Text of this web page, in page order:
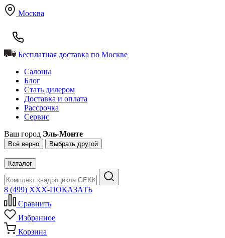
Москва
Бесплатная доставка по Москве
Салоны
Блог
Стать дилером
Доставка и оплата
Рассрочка
Сервис
Ваш город Эль-Монте
Всё верно Выбрать другой
Каталог
8 (499) XXX-ПОКАЗАТЬ
Сравнить
Избранное
Корзина